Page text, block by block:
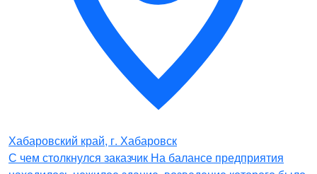
Хабаровский край, г. Хабаровск
С чем столкнулся заказчик На балансе предприятия